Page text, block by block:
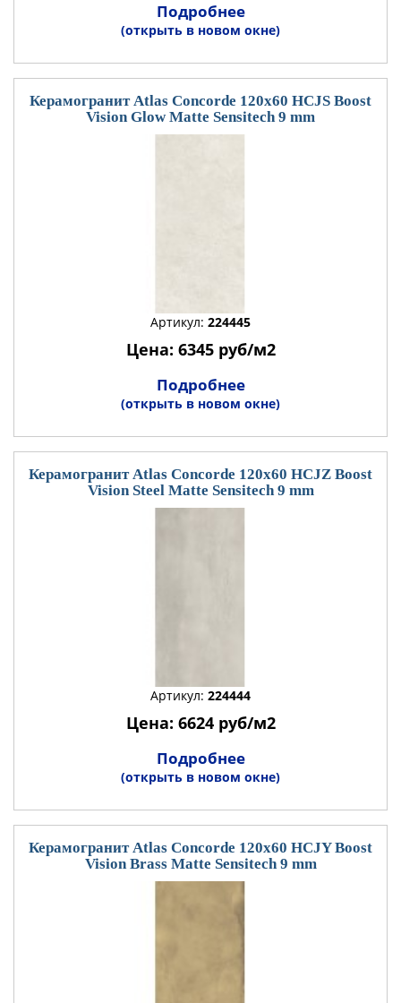
Подробнее
(открыть в новом окне)
Керамогранит Atlas Concorde 120x60 HCJS Boost
Vision Glow Matte Sensitech 9 mm
Артикул: 224445
Цена: 6345 руб/м2
Подробнее
(открыть в новом окне)
Керамогранит Atlas Concorde 120x60 HCJZ Boost
Vision Steel Matte Sensitech 9 mm
Артикул: 224444
Цена: 6624 руб/м2
Подробнее
(открыть в новом окне)
Керамогранит Atlas Concorde 120x60 HCJY Boost
Vision Brass Matte Sensitech 9 mm